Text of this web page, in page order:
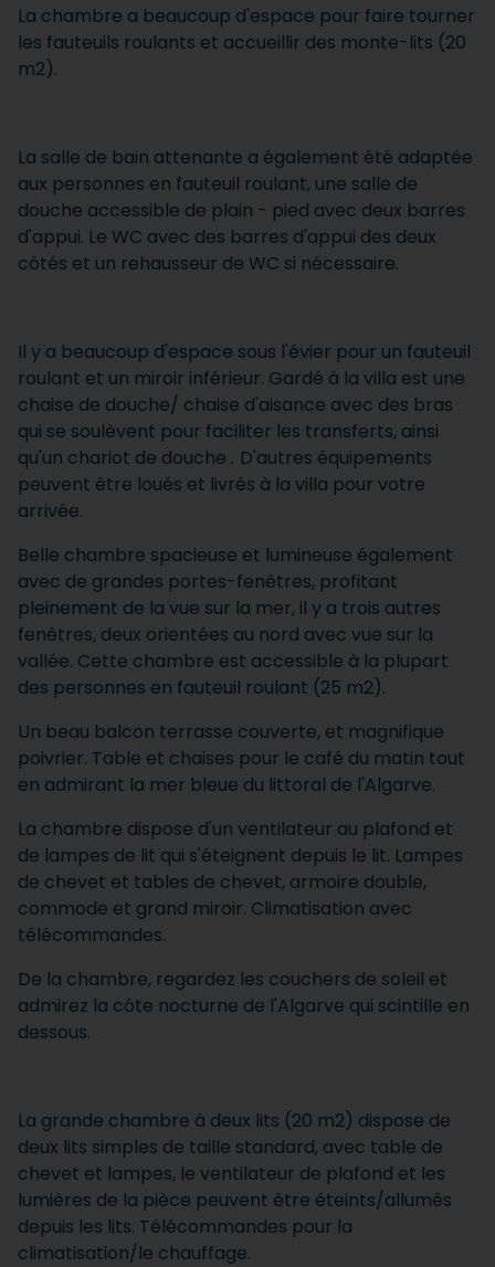
La chambre a beaucoup d'espace pour faire tourner
les fauteuils roulants et accueillir des monte-lits (20
m2).
La salle de bain attenante a également été adaptée
aux personnes en fauteuil roulant, une salle de
douche accessible de plain - pied avec deux barres
d'appui. Le WC avec des barres d'appui des deux
côtés et un rehausseur de WC si nécessaire.
Il y a beaucoup d'espace sous l'évier pour un fauteuil
roulant et un miroir inférieur. Gardé à la villa est une
chaise de douche/ chaise d'aisance avec des bras
qui se soulèvent pour faciliter les transferts, ainsi
qu'un chariot de douche . D'autres équipements
peuvent être loués et livrés à la villa pour votre
arrivée.
Belle chambre spacieuse et lumineuse également
avec de grandes portes-fenêtres, profitant
pleinement de la vue sur la mer, il y a trois autres
fenêtres, deux orientées au nord avec vue sur la
vallée. Cette chambre est accessible à la plupart
des personnes en fauteuil roulant (25 m2).
Un beau balcon terrasse couverte, et magnifique
poivrier. Table et chaises pour le café du matin tout
en admirant la mer bleue du littoral de l'Algarve.
La chambre dispose d'un ventilateur au plafond et
de lampes de lit qui s'éteignent depuis le lit. Lampes
de chevet et tables de chevet, armoire double,
commode et grand miroir. Climatisation avec
télécommandes.
De la chambre, regardez les couchers de soleil et
admirez la côte nocturne de l'Algarve qui scintille en
dessous.
La grande chambre à deux lits (20 m2) dispose de
deux lits simples de taille standard, avec table de
chevet et lampes, le ventilateur de plafond et les
lumières de la pièce peuvent être éteints/allumés
depuis les lits. Télécommandes pour la
climatisation/le chauffage.